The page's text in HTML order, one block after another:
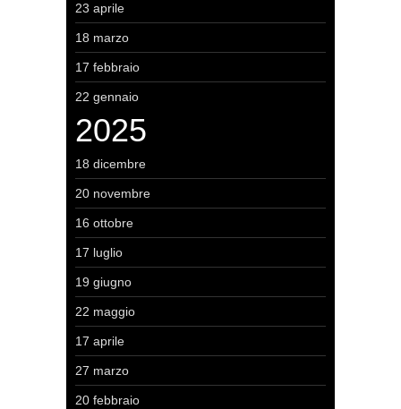
23 aprile
18 marzo
17 febbraio
22 gennaio
2025
18 dicembre
20 novembre
16 ottobre
17 luglio
19 giugno
22 maggio
17 aprile
27 marzo
20 febbraio